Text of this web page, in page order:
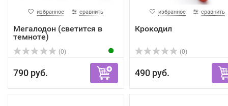
избранное сравнить
Мегалодон (светится в
темноте)
(0)
790 руб.
избранное сравнить
Крокодил
(0)
490 руб.